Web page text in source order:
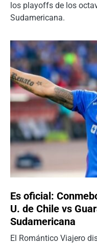
los playoffs de los
Sudamericana.
Es oficial:
U. de Chile vs
Sudamericana
El Romántico Viajero